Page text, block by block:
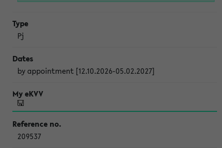
Pj
by appointment [12.10.2026-05.02.2027]
209537